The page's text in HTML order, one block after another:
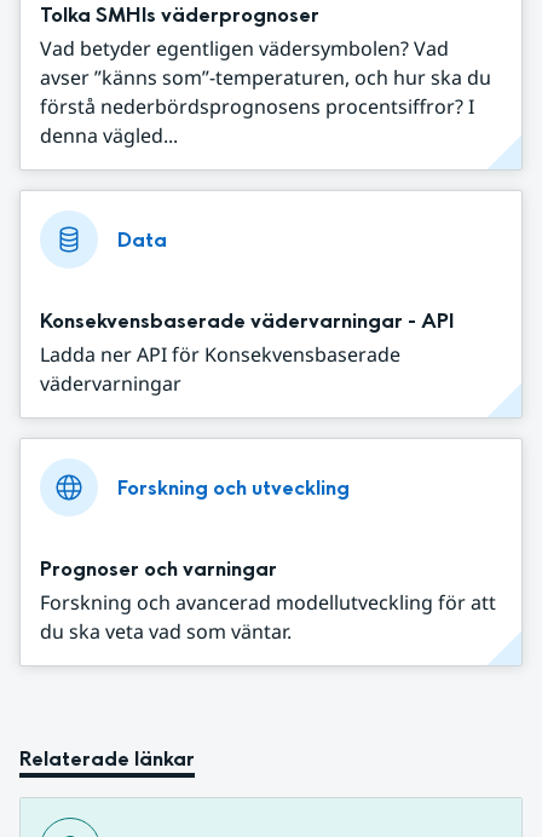
Tolka SMHIs väderprognoser
Vad betyder egentligen vädersymbolen? Vad
avser ”känns som”-temperaturen, och hur ska du
förstå nederbördsprognosens procentsiffror? I
denna vägled...
Data
Konsekvensbaserade vädervarningar - API
Ladda ner API för Konsekvensbaserade
vädervarningar
Forskning och utveckling
Prognoser och varningar
Forskning och avancerad modellutveckling för att
du ska veta vad som väntar.
Relaterade länkar